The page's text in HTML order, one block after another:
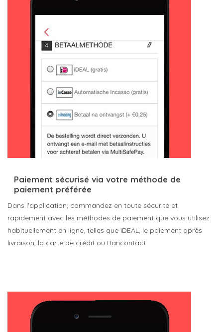
Paiement sécurisé via votre méthode de
paiement préférée
Dans l'application, commandez en toute sécurité et
rapidement avec les méthodes de paiement que vous utilisez
habituellement en ligne, telles que iDEAL, le paiement après
livraison, la carte de crédit ou Bancontact.